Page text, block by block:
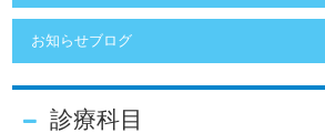
お知らせブログ
診療科目